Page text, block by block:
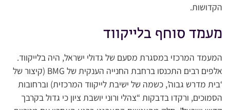
הקדושות.
מעמד סוחף בלייקווד
המעמד המרכזי במסגרת מסעם של גדולי ישראל, היה בלייקווד.
אלפים רבים התכנסו ברחבת החנייה הענקית של BMG (קיצור של
‘בית מדרש גבוה’, כשמה של ישיבת לייקווד המרכזית) וברחובות
הסמוכים, ורקדו בדבקות “צהלי ורוני יושבת ציון כי גדול בקרבך